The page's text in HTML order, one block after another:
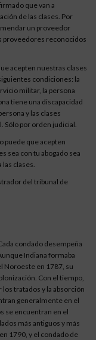
que van a
de las clases. Por
un proveedor
proveedores reconocidos
acepten nuestras clases
condiciones: la
militar, la persona
tiene una discapacidad
y las clases
Sólo por orden judicial.
puede que acepten
sea con tu abogado sea
clases.
del tribunal de
condado desempeña
Indiana formaba
Noroeste en 1787, su
Con el tiempo,
tratados y la absorción
generalmente en el
se encuentran en el
más antiguos y más
1790, y el condado de